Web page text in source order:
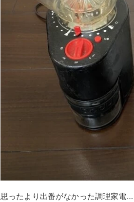
思ったより出番がなかった調理家電…